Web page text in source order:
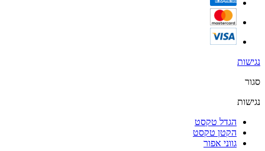
נגישות
סגור
נגישות
הגדל טקסט
הקטן טקסט
גווני אפור